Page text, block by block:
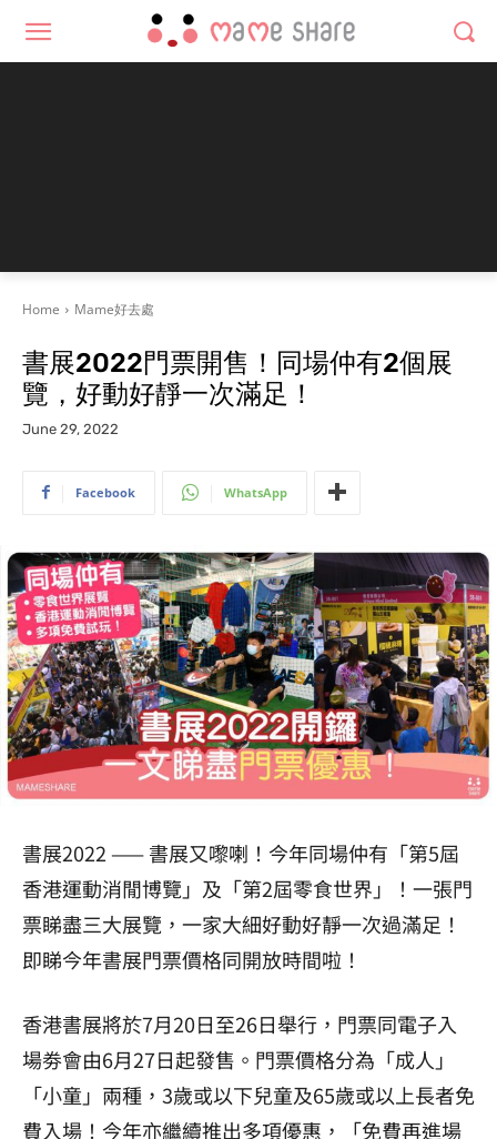
Home Mame好去處
書展2022門票開售！同場仲有2個展
覽，好動好靜一次滿足！
June 29, 2022
Facebook WhatsApp
書展2022 —— 書展又嚟喇！今年同場仲有「第5屆
香港運動消閒博覽」及「第2屆零食世界」！一張門
票睇盡三大展覽，一家大細好動好靜一次過滿足！
即睇今年書展門票價格同開放時間啦！
香港書展將於7月20日至26日舉行，門票同電子入
場劵會由6月27日起發售。門票價格分為「成人」
「小童」兩種，3歲或以下兒童及65歲或以上長者免
費入場！今年亦繼續推出多項優惠，「免費再進場